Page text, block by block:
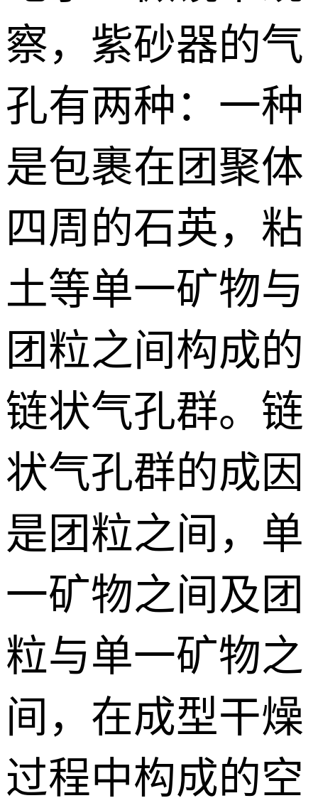
察，紫砂器的气
孔有两种：一种
是包裹在团聚体
四周的石英，粘
土等单一矿物与
团粒之间构成的
链状气孔群。链
状气孔群的成因
是团粒之间，单
一矿物之间及团
粒与单一矿物之
间，在成型干燥
过程中构成的空